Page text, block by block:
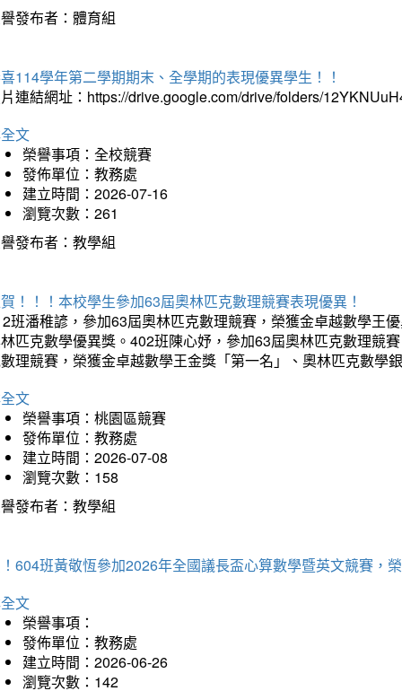
發布者：體育組
114學年第二學期期末、全學期的表現優異學生！！
連結網址：https://drive.google.com/drive/folders/
文
榮譽事項：全校競賽
發佈單位：教務處
建立時間：2026-07-16
瀏覽次數：261
發布者：教學組
！！！本校學生參加63屆奧林匹克數理競賽表現優異！
班潘稚諺，參加63屆奧林匹克數理競賽，榮獲金卓越數學王
匹克數學優異獎。402班陳心妤，參加63屆奧林匹克數理競
理競賽，榮獲金卓越數學王金獎「第一名」、奧林匹克數學
文
榮譽事項：桃園區競賽
發佈單位：教務處
建立時間：2026-07-08
瀏覽次數：158
發布者：教學組
604班黃敬恆參加2026年全國議長盃心算數學暨英文競賽，
文
榮譽事項：
發佈單位：教務處
建立時間：2026-06-26
瀏覽次數：142